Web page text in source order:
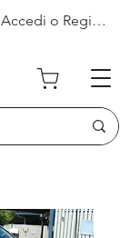
Accedi o Registrati